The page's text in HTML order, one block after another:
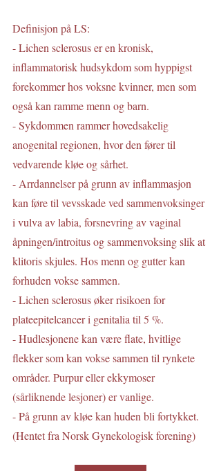
Definisjon på LS:
- Lichen sclerosus er en kronisk,
inflammatorisk hudsykdom som hyppigst
forekommer hos voksne kvinner, men som
også kan ramme menn og barn.
- Sykdommen rammer hovedsakelig
anogenital regionen, hvor den fører til
vedvarende kløe og sårhet.
- Arrdannelser på grunn av inflammasjon
kan føre til vevsskade ved sammenvoksinger
i vulva av labia, forsnevring av vaginal
åpningen/introitus og sammenvoksing slik at
klitoris skjules. Hos menn og gutter kan
forhuden vokse sammen.
- Lichen sclerosus øker risikoen for
plateepitelcancer i genitalia til 5 %.
- Hudlesjonene kan være flate, hvitlige
flekker som kan vokse sammen til rynkete
områder. Purpur eller ekkymoser
(sårliknende lesjoner) er vanlige.
- På grunn av kløe kan huden bli fortykket.
(Hentet fra Norsk Gynekologisk forening)